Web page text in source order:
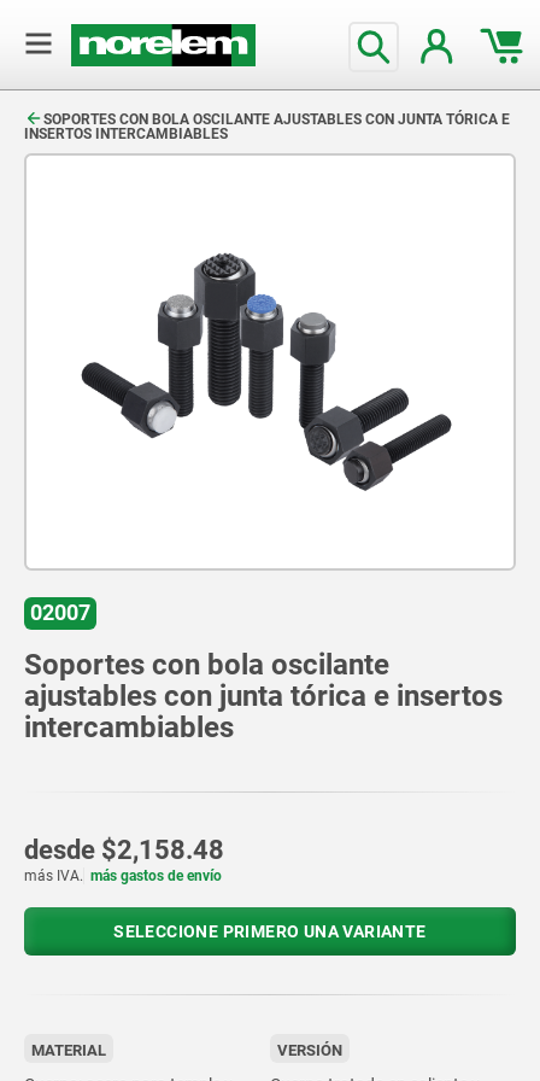
SOPORTES CON BOLA OSCILANTE AJUSTABLES CON JUNTA TÓRICA E
INSERTOS INTERCAMBIABLES
02007
Soportes con bola oscilante
ajustables con junta tórica e insertos
intercambiables
desde $2,158.48
más IVA. más gastos de envío
SELECCIONE PRIMERO UNA VARIANTE
MATERIAL VERSIÓN